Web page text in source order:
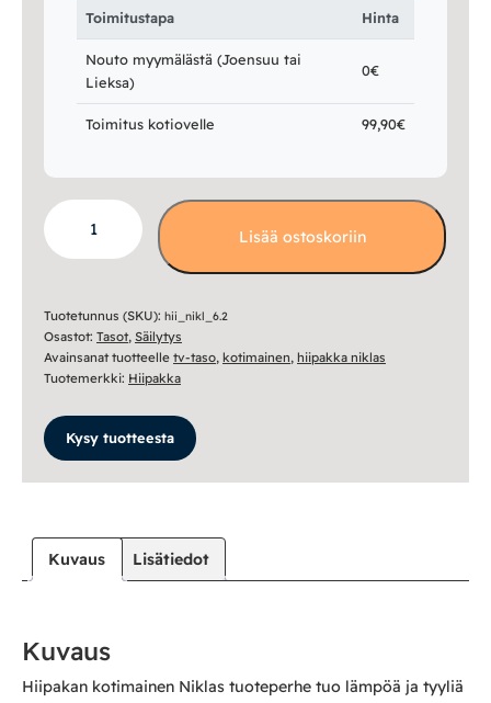
Toimitustapa Hinta
Nouto myymälästä (Joensuu tai
Lieksa)
0€
Toimitus kotiovelle 99,90€
Niklas
tv-
taso
nro
6.2
Lisää ostoskoriin
Tuotetunnus (SKU): hii_nikl_6.2
Osastot: Tasot, Säilytys
Avainsanat tuotteelle tv-taso, kotimainen, hiipakka niklas
Tuotemerkki: Hiipakka
Kysy tuotteesta
Kuvaus Lisätiedot
Kuvaus
Hiipakan kotimainen Niklas tuoteperhe tuo lämpöä ja tyyliä